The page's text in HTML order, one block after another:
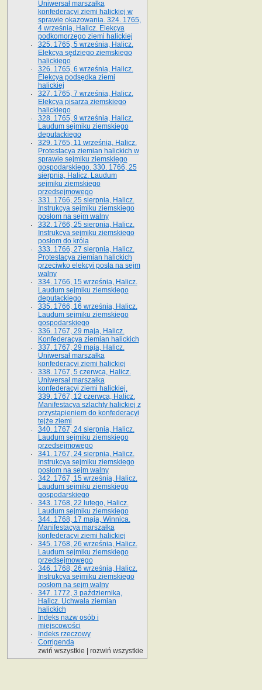
Uniwersał marszałka
konfederacyi ziemi halickiej w
sprawie okazowania. 324. 1765,
4 września, Halicz. Elekcya
podkomorzego ziemi halickiej
325. 1765, 5 września, Halicz.
Elekcya sędziego ziemskiego
halickiego
326. 1765, 6 września, Halicz.
Elekcya podsędka ziemi
halickiej
327. 1765, 7 września, Halicz.
Elekcya pisarza ziemskiego
halickiego
328. 1765, 9 września, Halicz.
Laudum sejmiku ziemskiego
deputackiego
329. 1765, 11 września, Halicz.
Protestacya ziemian halickich w
sprawie sejmiku ziemskiego
gospodarskiego. 330. 1766, 25
sierpnia, Halicz. Laudum
sejmiku ziemskiego
przedsejmowego
331. 1766, 25 sierpnia, Halicz.
Instrukcya sejmiku ziemskiego
posłom na sejm walny
332. 1766, 25 sierpnia, Halicz.
Instrukcya sejmiku ziemskiego
posłom do króla
333. 1766, 27 sierpnia, Halicz.
Protestacya ziemian halickich
przeciwko elekcyi posła na sejm
walny
334. 1766, 15 września, Halicz.
Laudum sejmiku ziemskiego
deputackiego
335. 1766, 16 września, Halicz.
Laudum sejmiku ziemskiego
gospodarskiego
336. 1767, 29 maja, Halicz.
Konfederacya ziemian halickich
337. 1767, 29 maja, Halicz.
Uniwersał marszałka
konfederacyi ziemi halickiej
338. 1767, 5 czerwca, Halicz.
Uniwersał marszałka
konfederacyi ziemi halickiej.
339. 1767, 12 czerwca, Halicz.
Manifestacya szlachty halickiej z
przystąpieniem do konfederacyi
tejże ziemi
340. 1767, 24 sierpnia, Halicz.
Laudum sejmiku ziemskiego
przedsejmowego
341. 1767, 24 sierpnia, Halicz.
Instrukcya sejmiku ziemskiego
posłom na sejm walny
342. 1767, 15 września, Halicz.
Laudum sejmiku ziemskiego
gospodarskiego
343. 1768, 22 lutego, Halicz.
Laudum sejmiku ziemskiego
344. 1768, 17 maja, Winnica.
Manifestacya marszałka
konfederacyi ziemi halickiej
345. 1768, 26 września, Halicz.
Laudum sejmiku ziemskiego
przedsejmowego
346. 1768, 26 września, Halicz.
Instrukcya sejmiku ziemskiego
posłom na sejm walny
347. 1772, 3 października,
Halicz. Uchwała ziemian
halickich
Indeks nazw osób i
miejscowości
Indeks rzeczowy
Corrigenda
zwiń wszystkie
rozwiń wszystkie